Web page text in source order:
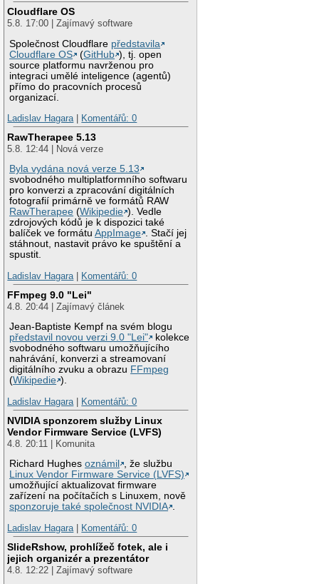
Cloudflare OS
5.8. 17:00 | Zajímavý software
Společnost Cloudflare představila
Cloudflare OS
(GitHub ), tj. open
source platformu navrženou pro
integraci umělé inteligence (agentů)
přímo do pracovních procesů
organizací.
Ladislav Hagara| Komentářů: 0
RawTherapee 5.13
5.8. 12:44 | Nová verze
Byla vydána nová verze 5.13
svobodného multiplatformního softwaru
pro konverzi a zpracování digitálních
fotografií primárně ve formátů RAW
RawTherapee (Wikipedie ). Vedle
zdrojových kódů je k dispozici také
balíček ve formátuAppImage . Stačí jej
stáhnout, nastavit právo ke spuštění a
spustit.
Ladislav Hagara| Komentářů: 0
FFmpeg 9.0 "Lei"
4.8. 20:44 | Zajímavý článek
Jean-Baptiste Kempf na svém blogu
představil novou verzi 9.0 "Lei"
kolekce
svobodného softwaru umožňujícího
nahrávání, konverzi a streamovaní
digitálního zvuku a obrazu FFmpeg
(Wikipedie ).
Ladislav Hagara| Komentářů: 0
NVIDIA sponzorem služby Linux
Vendor Firmware Service (LVFS)
4.8. 20:11 | Komunita
Richard Hughesoznámil
, že službu
Linux Vendor Firmware Service (LVFS)
umožňující aktualizovat firmware
zařízení na počítačích s Linuxem, nově
sponzoruje také společnost NVIDIA .
Ladislav Hagara| Komentářů: 0
SlideRshow, prohlížeč fotek, ale i
jejich organizér a prezentátor
4.8. 12:22 | Zajímavý software